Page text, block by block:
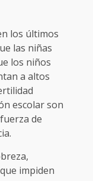
los últimos
las niñas
los niños
a altos
escolar son
de
impiden